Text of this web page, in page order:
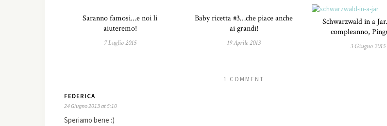
Saranno famosi…e noi li
aiuteremo!
7 Luglio 2015
Baby ricetta #3…che piace anche
ai grandi!
19 Aprile 2013
Schwarzwald in a
compleanno,
3 Giugno 2015
1 COMMENT
FEDERICA
24 Giugno 2013 at 5:10
Speriamo bene :)